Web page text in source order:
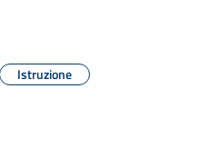
Istruzione